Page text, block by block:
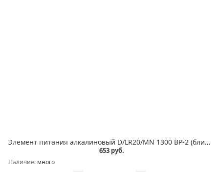
Элемент питания алкалиновый D/LR20/MN 1300 BP-2 (блист.2шт) Duracell Б0014055
653 руб.
Наличие: много